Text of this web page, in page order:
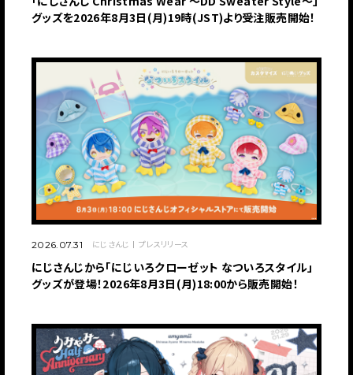
グッズを2026年8月3日(月)19時(JST)より受注販売開始！
2026.07.31 にじさんじ プレスリリース
にじさんじから「にじいろクローゼット なついろスタイル」
グッズが登場！2026年8月3日(月)18:00から販売開始！